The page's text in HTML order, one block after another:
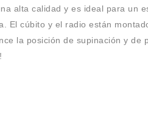
alta calidad y es ideal para un
El cúbito y el radio están
la posición de supinación y